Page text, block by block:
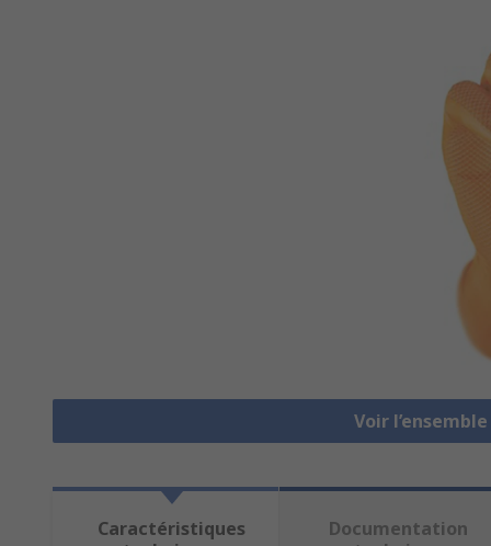
Voir
Caractéristiques
Documentation